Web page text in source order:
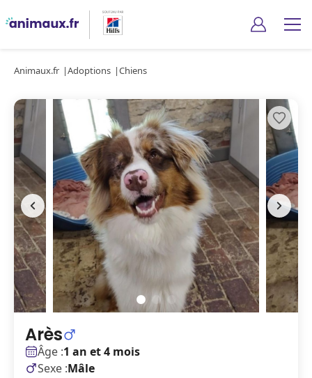
Animaux.fr Adoptions Chiens
Arès
Âge :1 an et 4 mois
Sexe :Mâle